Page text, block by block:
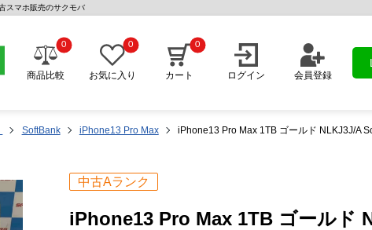
スマホ販売のサクモバ
商品比較
0
お気に入り
0
カート
0
ログイン 会員登録
SoftBank iPhone13 Pro Max iPhone13 Pro Max 1TB ゴールド NLKJ3J/A
中古Aランク
iPhone13 Pro Max 1TB ゴールド